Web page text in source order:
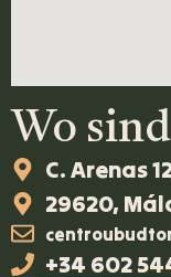
Wo
C. Arenas
29620,
+34 602